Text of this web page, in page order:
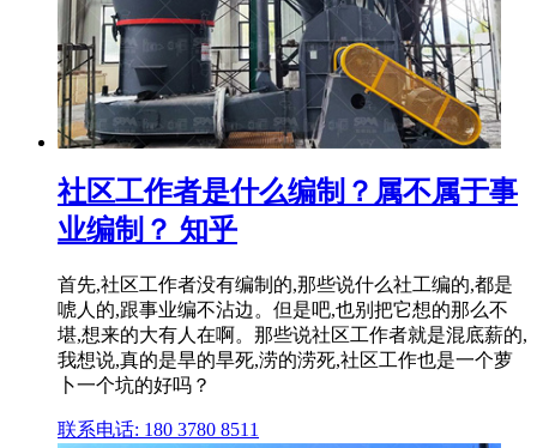
社区工作者是什么编制？属不属于事
业编制？ 知乎
首先,社区工作者没有编制的,那些说什么社工编的,都是
唬人的,跟事业编不沾边。但是吧,也别把它想的那么不
堪,想来的大有人在啊。那些说社区工作者就是混底薪的,
我想说,真的是旱的旱死,涝的涝死,社区工作也是一个萝
卜一个坑的好吗？
联系电话: 180 3780 8511